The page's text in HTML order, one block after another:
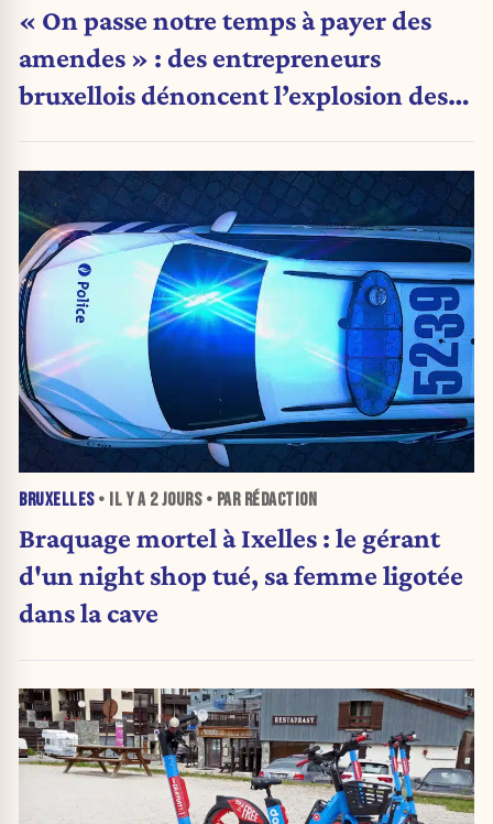
« On passe notre temps à payer des
amendes » : des entrepreneurs
bruxellois dénoncent l’explosion des
BRUXELLES• IL Y A 2 JOURS• PAR RÉDACTION
Braquage mortel à Ixelles : le gérant
d'un night shop tué, sa femme ligotée
dans la cave